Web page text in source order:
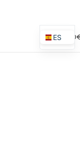
0,00
ES
EN